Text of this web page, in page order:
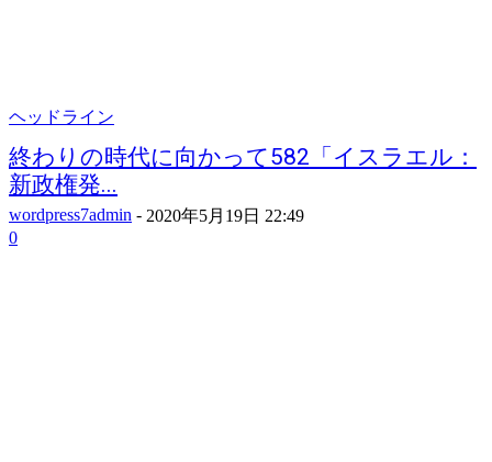
ヘッドライン
終わりの時代に向かって582「イスラエル：
新政権発...
wordpress7admin - 2020年5月19日 22:49
0